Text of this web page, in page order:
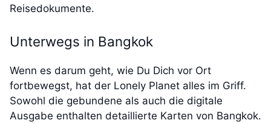
Reisedokumente.
Unterwegs in Bangkok
Wenn es darum geht, wie Du Dich vor Ort
fortbewegst, hat der Lonely Planet alles im Griff.
Sowohl die gebundene als auch die digitale
Ausgabe enthalten detaillierte Karten von Bangkok.